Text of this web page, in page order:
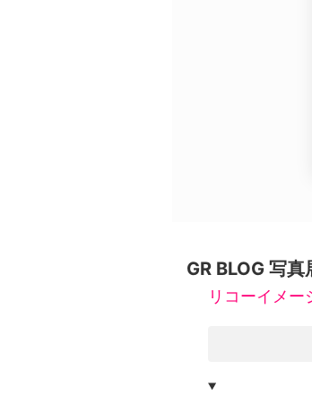
GR BLOG 写真
リコーイメ